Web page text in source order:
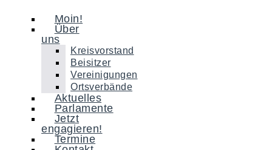
Moin!
Über
uns
Kreisvorstand
Beisitzer
Vereinigungen
Ortsverbände
Aktuelles
Parlamente
Jetzt
engagieren!
Termine